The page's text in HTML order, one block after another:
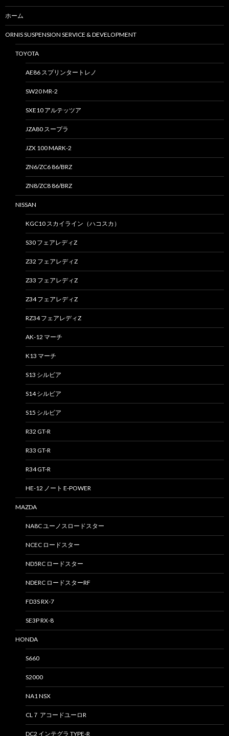
ホーム
ORNIS SUSPENSION SERVICE & DEVELOPMENT
TOYOTA
AE86 スプリンタートレノ
SW20 MR-2
SXE10 アルテッツア
JZA80 スープラ
JZX 100 MARK-2
ZN6/ZC6 86/BRZ
ZN8/ZC8 86/BRZ
NISSAN
KGC10 スカイライン（ハコスカ）
S30 フェアレディZ
Z32 フェアレディZ
Z33 フェアレディZ
Z34 フェアレディZ
RZ34 フェアレディZ
AK-12 マーチ
K13 マーチ
S13 シルビア
S14 シルビア
S15 シルビア
R32 GT-R
R33 GT-R
R34 GT-R
HE-12 ノート E-POWER
MAZDA
NA8C ユーノスロードスター
NCEC ロードスター
ND5RC ロードスター
NDERC ロードスターRF
FD3S RX-7
SE3P RX-8
HONDA
S660
S2000
NA1 NSX
CL７ アコードユーロR
DC2 インテグラ TYPE-R